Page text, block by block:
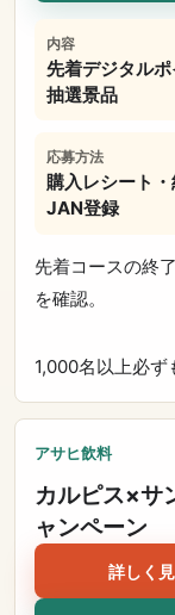
内容
先着デジタルポ
抽選景品
応募方法
購入レシート・
JAN登録
先着コースの終
を確認。
1,000名以上必ず
アサヒ飲料
カルピス×サ
ャンペーン
詳しく